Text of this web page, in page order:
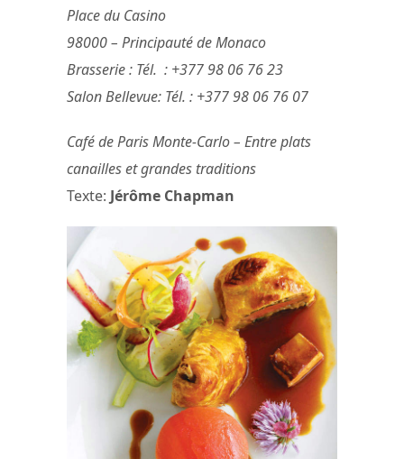
Place du Casino
98000 – Principauté de Monaco
Brasserie : Tél. : +377 98 06 76 23
Salon Bellevue: Tél. : +377 98 06 76 07
Café de Paris Monte-Carlo – Entre plats
canailles et grandes traditions
Texte: Jérôme Chapman